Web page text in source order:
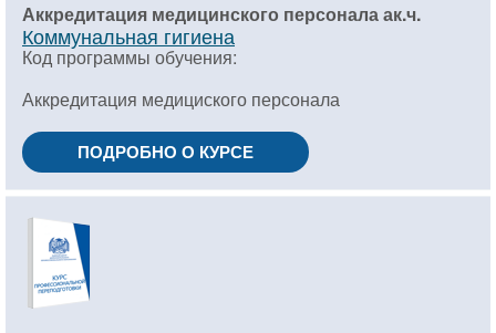
Аккредитация медицинского персонала ак.ч.
Коммунальная гигиена
Код программы обучения:
Аккредитация медициского персонала
ПОДРОБНО О КУРСЕ